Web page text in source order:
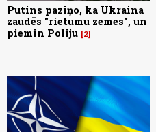
Putins paziņo, ka Ukraina
zaudēs "rietumu zemes", un
piemin Poliju 2